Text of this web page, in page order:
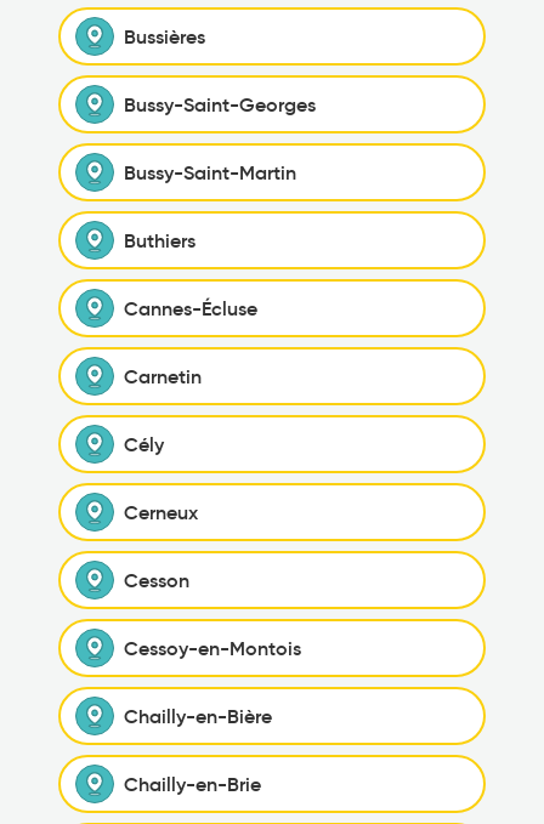
Bussières
Bussy-Saint-Georges
Bussy-Saint-Martin
Buthiers
Cannes-Écluse
Carnetin
Cély
Cerneux
Cesson
Cessoy-en-Montois
Chailly-en-Bière
Chailly-en-Brie